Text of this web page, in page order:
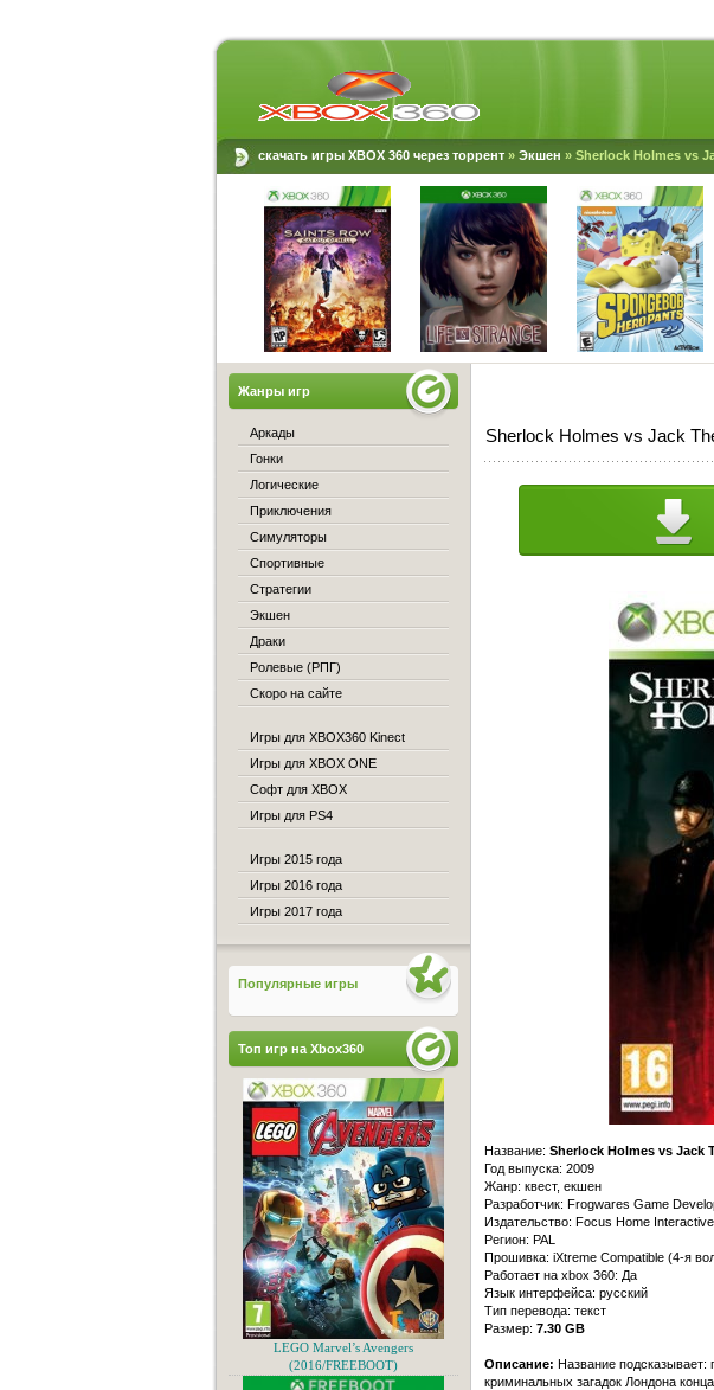
скачать игры XBOX 360 через торрент» Экшен » Sherlock Holmes vs
Sherlock Holmes vs Jack
Название: Sherlock Holmes vs Jack
Год выпуска: 2009
Жанр: квест, екшен
Разработчик: Frogwares Game
Издательство: Focus Home Interactive
Регион: PAL
Прошивка: iXtreme Compatible (4-я
Работает на xbox 360: Да
Язык интерфейса: русский
Тип перевода: текст
Размер: 7.30 GB
Описание: Название подсказывает:
криминальных загадок Лондона
Жанры игр
Аркады
Гонки
Логические
Приключения
Симуляторы
Спортивные
Стратегии
Экшен
Драки
Ролевые (РПГ)
Скоро на сайте
Игры для XBOX360 Kinect
Игры для XBOX ONE
Софт для XBOX
Игры для PS4
Игры 2015 года
Игры 2016 года
Игры 2017 года
Популярные игры
Топ игр на Xbox360
LEGO Marvel’s Avengers
(2016/FREEBOOT)